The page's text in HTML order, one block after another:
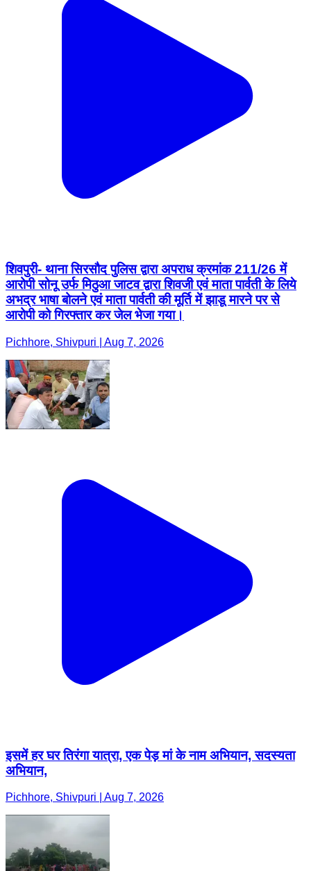
शिवपुरी- थाना सिरसौद पुलिस द्वारा अपराध क्रमांक 211/26 में
आरोपी सोनू उर्फ मिठुआ जाटव द्वारा शिवजी एवं माता पार्वती के लिये
अभद्र भाषा बोलने एवं माता पार्वती की मूर्ति में झाडू मारने पर से
आरोपी को गिरफ्तार कर जेल भेजा गया।
Pichhore, Shivpuri | Aug 7, 2026
इसमें हर घर तिरंगा यात्रा, एक पेड़ मां के नाम अभियान, सदस्यता
अभियान,
Pichhore, Shivpuri | Aug 7, 2026